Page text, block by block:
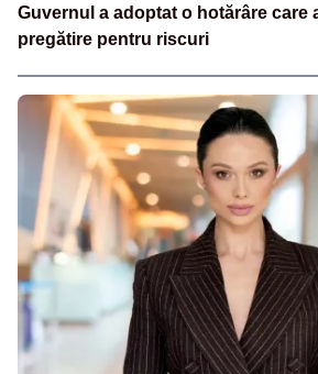
Guvernul a adoptat o hotărâre care
pregătire pentru riscuri